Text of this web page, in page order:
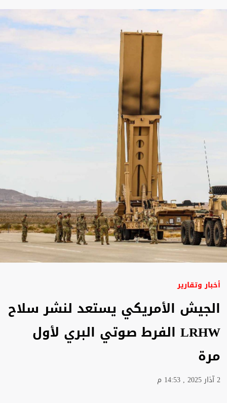
أخبار وتقارير
الجيش الأمريكي يستعد لنشر سلاح
LRHW الفرط صوتي البري لأول
مرة
2 آذار 2025 , 14:53 م